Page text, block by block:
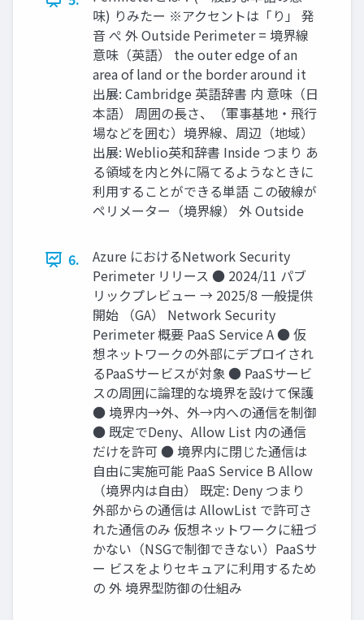
味) りみたー ※アクセントは「り」 発
音 ぺ 外 Outside Perimeter = 境界線
意味（英語） the outer edge of an
area of land or the border around it
出展: Cambridge 英語辞書 内 意味（日
本語） 周囲の長さ、（軍事基地・飛行
場などを囲む）境界線、周辺（地域）
出展: Weblio英和辞書 Inside つまり あ
る領域を内と外に隔てるようなときに
利用することができる単語 この破線が
ペリメーター（境界線） 外 Outside
6.
Azure におけるNetwork Security
Perimeter リリース ● 2024/11 パブ
リックプレビュー → 2025/8 一般提供
開始 （GA） Network Security
Perimeter 概要 PaaS Service A ● 仮
想ネットワークの外部にデプロイされ
るPaaSサービスが対象 ● PaaSサービ
スの周囲に論理的な境界を設けて保護
● 境界内→外、外→内への通信を制御
● 既定でDeny、Allow List 内の通信
だけを許可 ● 境界内に閉じた通信は
自由に実施可能 PaaS Service B Allow
（境界内は自由） 既定: Deny つまり
外部からの通信は AllowList で許可さ
れた通信のみ 仮想ネットワークに紐づ
かない（NSGで制御できない）PaaSサ
ー ビスをよりセキュアに利用するため
の 外 境界型防御の仕組み